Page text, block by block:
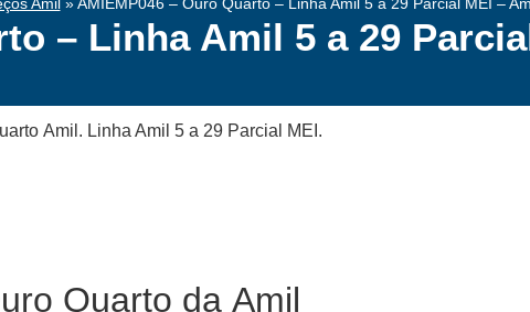
Amil » AMIEMP046 – Ouro Quarto – Linha Amil 5 a 29 Parcial MEI –
– Linha Amil 5 a 29
Amil. Linha Amil 5 a 29 Parcial MEI.
Quarto da Amil